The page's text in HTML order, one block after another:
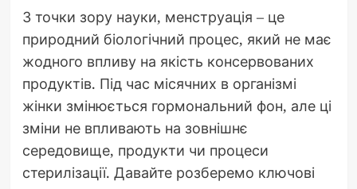
З точки зору науки, менструація – це
природний біологічний процес, який не має
жодного впливу на якість консервованих
продуктів. Під час місячних в організмі
жінки змінюється гормональний фон, але ці
зміни не впливають на зовнішнє
середовище, продукти чи процеси
стерилізації. Давайте розберемо ключові